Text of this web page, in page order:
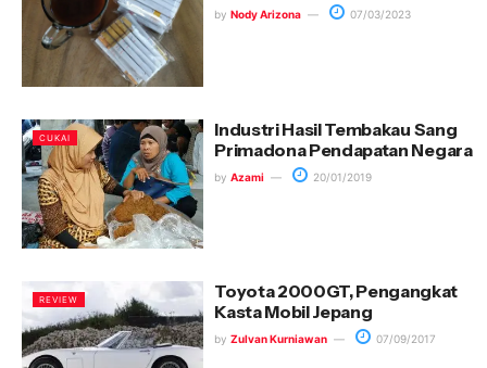
by Nody Arizona 07/03/2023
CUKAI
Industri Hasil Tembakau Sang
Primadona Pendapatan Negara
by Azami 20/01/2019
REVIEW
Toyota 2000GT, Pengangkat
Kasta Mobil Jepang
by Zulvan Kurniawan 07/09/2017